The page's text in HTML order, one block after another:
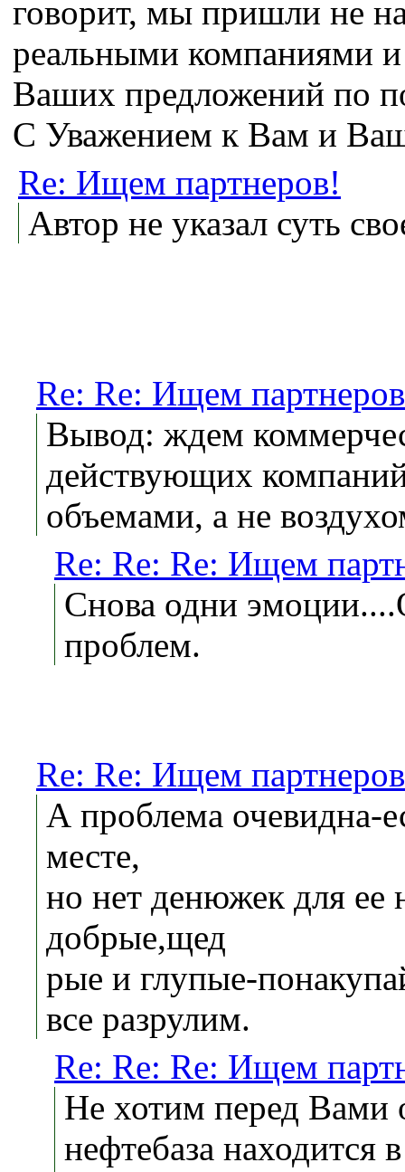
говорит, мы пришли не
реальными компаниями
Ваших предложений по
С Уважением к Вам и
Re: Ищем партнеров!
Автор не указал суть
Re: Re: Ищем
Вывод: ждем
действующих
объемами, а не
Re: Re: Re: Ищем
Снова одни
проблем.
Re: Re: Ищем
А проблема очевидна-
месте,
но нет денюжек для
добрые,щед
рые и глупые-
все разрулим.
Re: Re: Re: Ищем
Не хотим перед Вами
нефтебаза находится